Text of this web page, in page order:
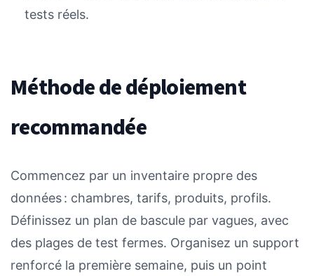
tests réels.
Méthode de déploiement
recommandée
Commencez par un inventaire propre des
données : chambres, tarifs, produits, profils.
Définissez un plan de bascule par vagues, avec
des plages de test fermes. Organisez un support
renforcé la première semaine, puis un point